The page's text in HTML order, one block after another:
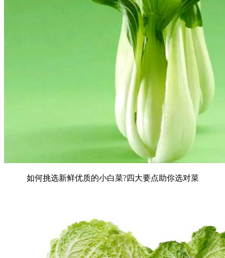
如何挑选新鲜优质的小白菜?四大要点助你选对菜